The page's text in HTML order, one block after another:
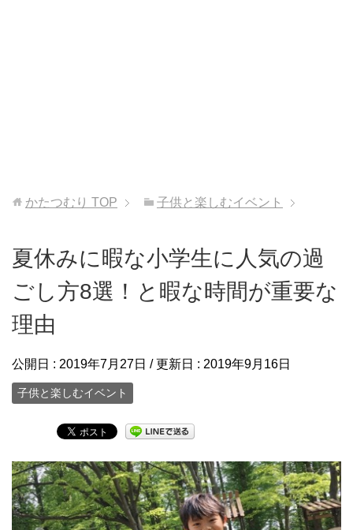
かたつむり TOP 子供と楽しむイベント
夏休みに暇な小学生に人気の過
ごし方8選！と暇な時間が重要な
理由
公開日 : 2019年7月27日 / 更新日 : 2019年9月16日
子供と楽しむイベント